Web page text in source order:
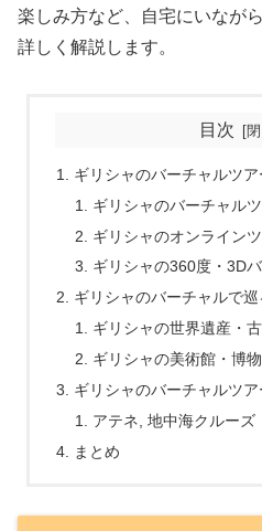
楽しみ方など、自宅にいなが
詳しく解説します。
目次
ギリシャのバーチャルツ
ギリシャのバーチャル
ギリシャのオンライン
ギリシャの360度・3D
ギリシャのバーチャルで
ギリシャの世界遺産・
ギリシャの美術館・博
ギリシャのバーチャルツ
アテネ, 地中海クルーズ
まとめ